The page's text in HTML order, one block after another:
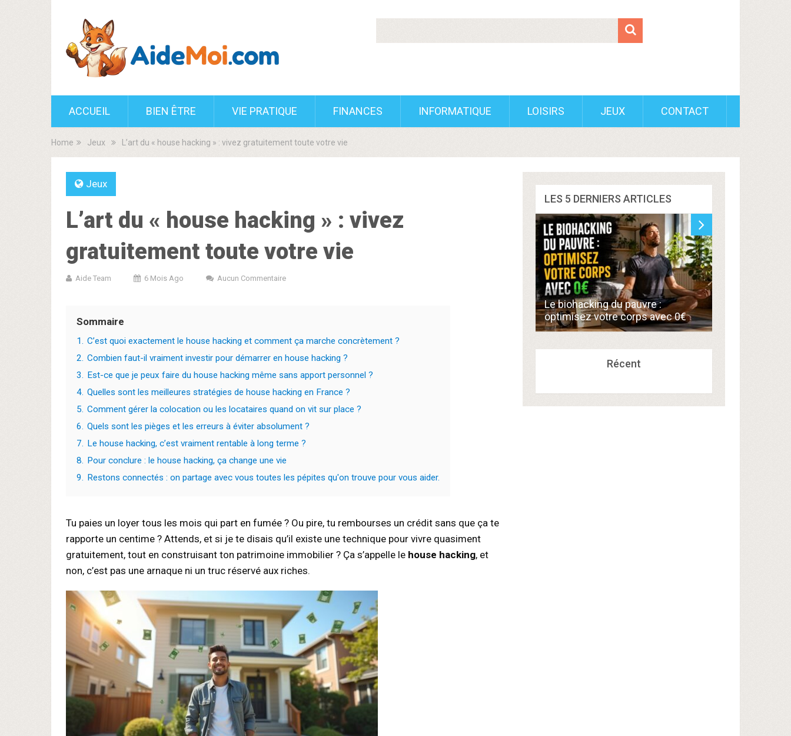
ACCUEIL BIEN ÊTRE VIE PRATIQUE FINANCES INFORMATIQUE LOISIRS JEUX CONTACT
Home Jeux L’art du « house hacking » : vivez gratuitement toute votre vie
Jeux
L’art du « house hacking » : vivez
gratuitement toute votre vie
Aide Team 6 Mois Ago Aucun Commentaire
Sommaire
1. C’est quoi exactement le house hacking et comment ça marche concrètement ?
2. Combien faut-il vraiment investir pour démarrer en house hacking ?
3. Est-ce que je peux faire du house hacking même sans apport personnel ?
4. Quelles sont les meilleures stratégies de house hacking en France ?
5. Comment gérer la colocation ou les locataires quand on vit sur place ?
6. Quels sont les pièges et les erreurs à éviter absolument ?
7. Le house hacking, c’est vraiment rentable à long terme ?
8. Pour conclure : le house hacking, ça change une vie
9. Restons connectés : on partage avec vous toutes les pépites qu'on trouve pour vous aider.
Tu paies un loyer tous les mois qui part en fumée ? Ou pire, tu rembourses un crédit sans que ça te
rapporte un centime ? Attends, et si je te disais qu’il existe une technique pour vivre quasiment
gratuitement, tout en construisant ton patrimoine immobilier ? Ça s’appelle le house hacking, et
non, c’est pas une arnaque ni un truc réservé aux riches.
LES 5 DERNIERS ARTICLES
Le biohacking du pauvre :
optimisez votre corps avec 0€
Récent